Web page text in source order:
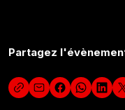
Partagez